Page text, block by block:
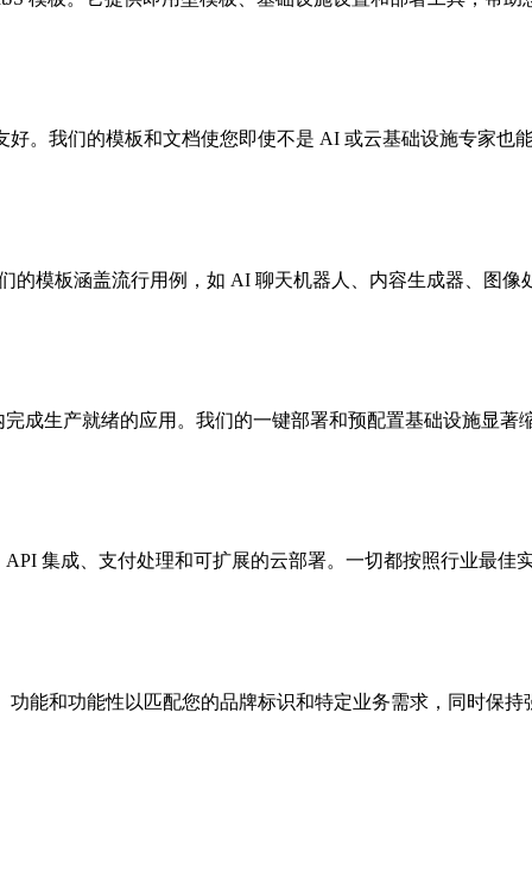
。我们的模板和文档使您即使不是 AI 或云基础设施专家也能
模板涵盖流行用例，如 AI 聊天机器人、内容生成器、图像
成生产就绪的应用。我们的一键部署和预配置基础设施显著
集成、支付处理和可扩展的云部署。一切都按照行业最佳
能和功能性以匹配您的品牌标识和特定业务需求，同时保持